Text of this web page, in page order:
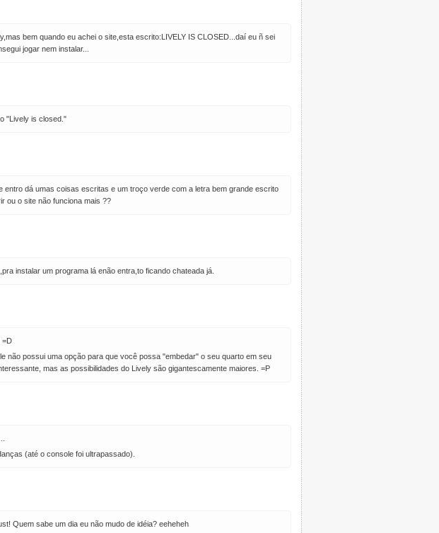
bem quando eu achei o site,esta escrito:LIVELY IS CLOSED...daí eu ñ sei
jogar nem instalar...
"Lively is closed."
dá umas coisas escritas e um troço verde com a letra bem grande escrito
ou o site não funciona mais ??
instalar um programa lá enão entra,to ficando chateada já.
=D
não possui uma opção para que você possa "embedar" o seu quarto em seu
mas as possibilidades do Lively são gigantescamente maiores. =P
(até o console foi ultrapassado).
Quem sabe um dia eu não mudo de idéia? eeheheh